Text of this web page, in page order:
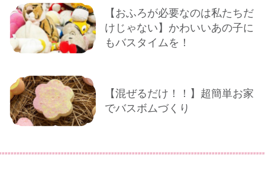
【おふろが必要なのは私たちだ
けじゃない】かわいいあの子に
もバスタイムを！
【混ぜるだけ！！】超簡単お家
でバスボムづくり